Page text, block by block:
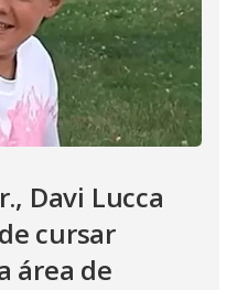
Davi Lucca
cursar
área de